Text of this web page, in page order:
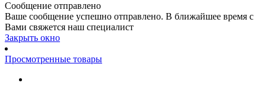
Сообщение отправлено
Ваше сообщение успешно отправлено. В ближайшее время с
Вами свяжется наш специалист
Закрыть окно
Просмотренные товары